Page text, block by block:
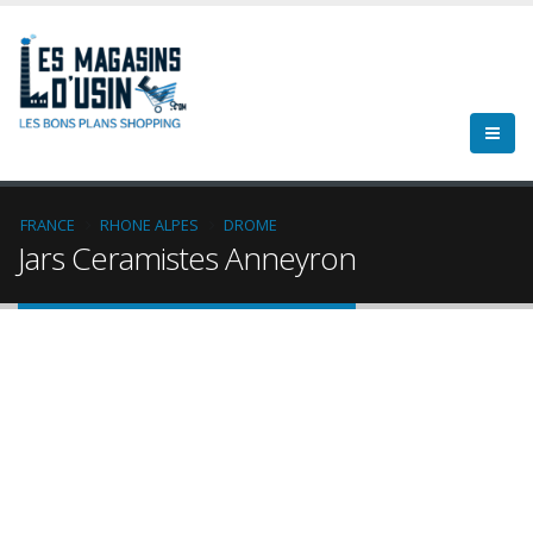
FRANCE RHONE ALPES DROME
Jars Ceramistes Anneyron